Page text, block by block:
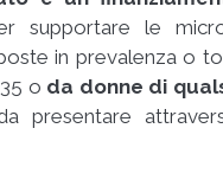
supportare le
in prevalenza o
o da donne di
presentare